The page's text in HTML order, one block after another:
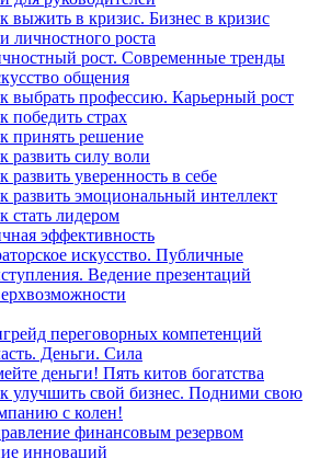
выжить в кризис. Бизнес в кризис
личностного роста
рост. Современные тренды
общения
выбрать профессию. Карьерный рост
победить страх
принять решение
развить силу воли
развить уверенность в себе
развить эмоциональный интеллект
стать лидером
эффективность
искусство. Публичные
Ведение презентаций
переговорных компетенций
Деньги. Сила
деньги! Пять китов богатства
улучшить свой бизнес. Подними свою
с колен!
финансовым резервом
инноваций